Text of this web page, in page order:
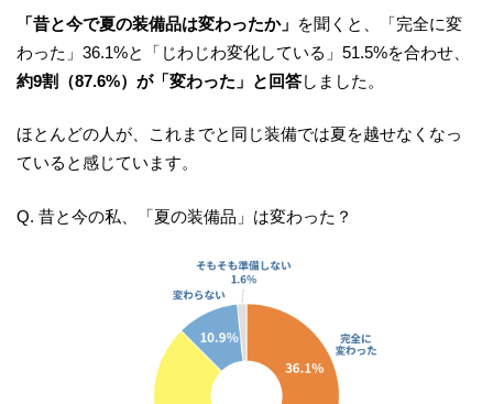
「昔と今で夏の装備品は変わったか」 を聞くと、「完全に変
わった」36.1%と「じわじわ変化している」51.5%を合わせ、
約9割（87.6%）が「変わった」と回答しました。
ほとんどの人が、これまでと同じ装備では夏を越せなくなっ
ていると感じています。
Q. 昔と今の私、「夏の装備品」は変わった？